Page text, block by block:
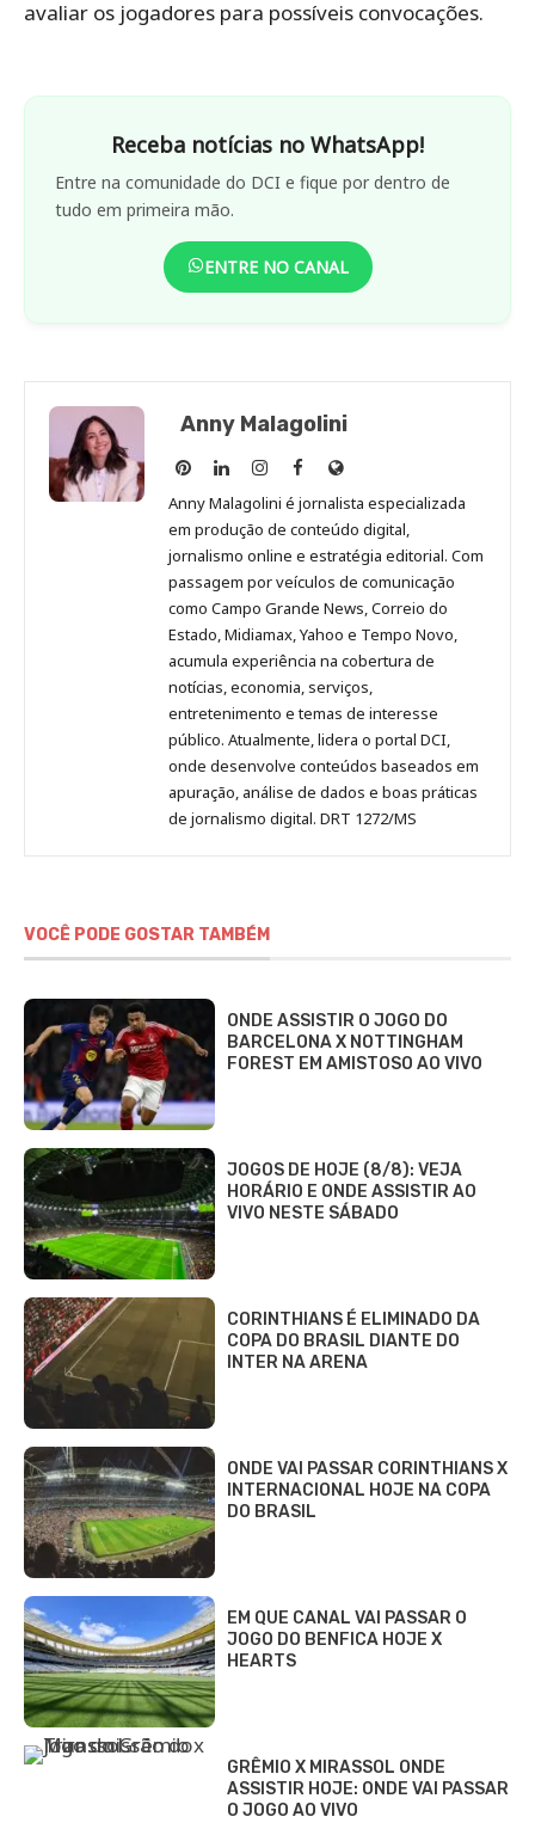
avaliar os jogadores para possíveis convocações.
Receba notícias no WhatsApp!
Entre na comunidade do DCI e fique por dentro de
tudo em primeira mão.
ENTRE NO CANAL
Anny Malagolini
Anny
Malagolini
no
Pinterest
Anny
Malagolini
no
LinkedIn
Anny
Malagolini
no
Instagram
Anny
Malagolini
no
Facebook
Site
de
Anny
Malagolini
Anny Malagolini é jornalista especializada
em produção de conteúdo digital,
jornalismo online e estratégia editorial. Com
passagem por veículos de comunicação
como Campo Grande News, Correio do
Estado, Midiamax, Yahoo e Tempo Novo,
acumula experiência na cobertura de
notícias, economia, serviços,
entretenimento e temas de interesse
público. Atualmente, lidera o portal DCI,
onde desenvolve conteúdos baseados em
apuração, análise de dados e boas práticas
de jornalismo digital. DRT 1272/MS
VOCÊ PODE GOSTAR TAMBÉM
ONDE ASSISTIR O JOGO DO
BARCELONA X NOTTINGHAM
FOREST EM AMISTOSO AO VIVO
JOGOS DE HOJE (8/8): VEJA
HORÁRIO E ONDE ASSISTIR AO
VIVO NESTE SÁBADO
CORINTHIANS É ELIMINADO DA
COPA DO BRASIL DIANTE DO
INTER NA ARENA
ONDE VAI PASSAR CORINTHIANS X
INTERNACIONAL HOJE NA COPA
DO BRASIL
EM QUE CANAL VAI PASSAR O
JOGO DO BENFICA HOJE X
HEARTS
GRÊMIO X MIRASSOL ONDE
ASSISTIR HOJE: ONDE VAI PASSAR
O JOGO AO VIVO